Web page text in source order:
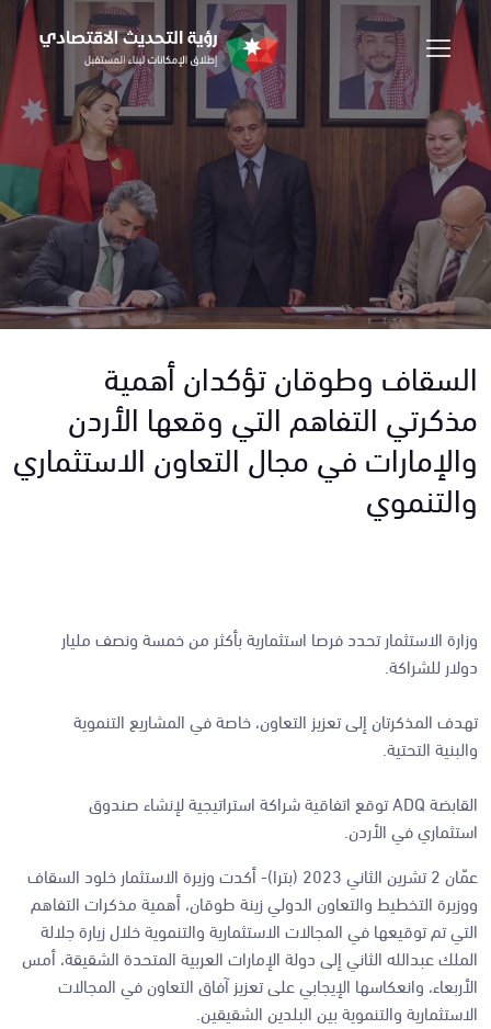
السقاف وطوقان تؤكدان أهمية
مذكرتي التفاهم التي وقعها الأردن
والإمارات في مجال التعاون الاستثماري
والتنموي
وزارة الاستثمار تحدد فرصا استثمارية بأكثر من خمسة ونصف مليار
دولار للشراكة.
تهدف المذكرتان إلى تعزيز التعاون، خاصة في المشاريع التنموية
والبنية التحتية.
القابضة ADQ توقع اتفاقية شراكة استراتيجية لإنشاء صندوق
استثماري في الأردن.
عمّان 2 تشرين الثاني 2023 (بترا)- أكدت وزيرة الاستثمار خلود السقاف
ووزيرة التخطيط والتعاون الدولي زينة طوقان، أهمية مذكرات التفاهم
التي تم توقيعها في المجالات الاستثمارية والتنموية خلال زيارة جلالة
الملك عبدالله الثاني إلى دولة الإمارات العربية المتحدة الشقيقة، أمس
الأربعاء، وانعكاسها الإيجابي على تعزيز آفاق التعاون في المجالات
الاستثمارية والتنموية بين البلدين الشقيقين.